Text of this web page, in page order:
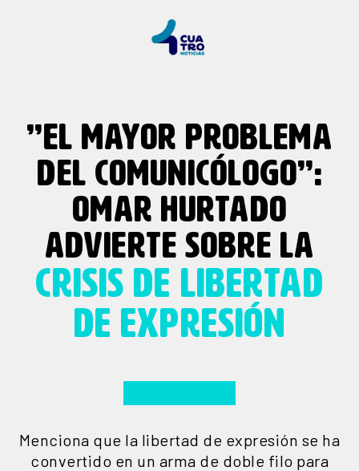
”EL MAYOR PROBLEMA
DEL COMUNICÓLOGO”:
OMAR HURTADO
ADVIERTE SOBRE LA
CRISIS DE LIBERTAD
DE EXPRESIÓN
Menciona que la libertad de expresión se ha
convertido en un arma de doble filo para